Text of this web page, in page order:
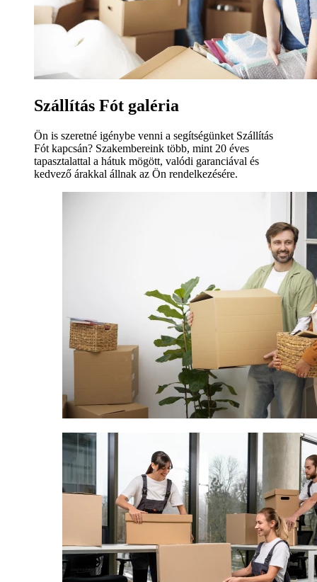
Szállítás Fót galéria
Ön is szeretné igénybe venni a segítségünket Szállítás
Fót kapcsán? Szakembereink több, mint 20 éves
tapasztalattal a hátuk mögött, valódi garanciával és
kedvező árakkal állnak az Ön rendelkezésére.